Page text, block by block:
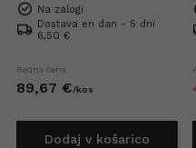
Na zalogi
Dostava en dan - 5 dni
6,50 €
Redna cena
89,67 €/kos
Dodaj v košarico